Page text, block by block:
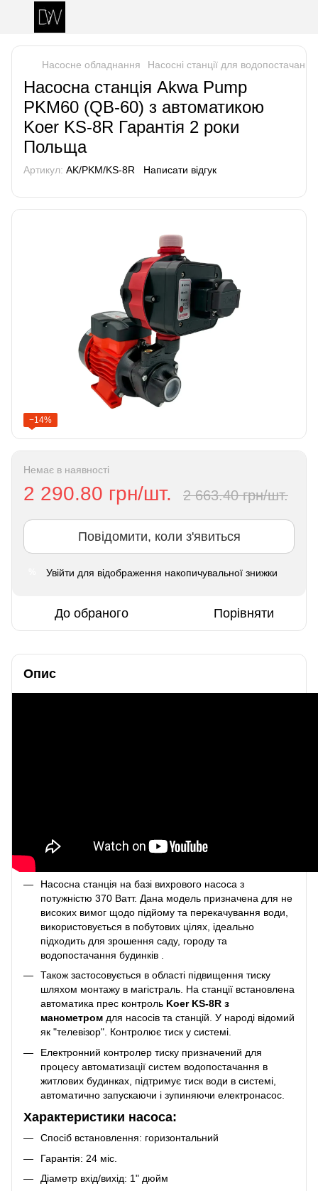
Насосне обладнання Насосні станції для водопостачання
Насосна станція Akwa Pump
PKM60 (QB-60) з автоматикою
Koer KS-8R Гарантія 2 роки
Польща
Артикул: AK/PKM/KS-8R Написати відгук
−14%
Немає в наявності
2 290.80 грн/шт. 2 663.40 грн/шт.
Повідомити, коли з'явиться
Увійти для відображення накопичувальної знижки
До обраного Порівняти
Опис
Насосна станція на базі вихрового насоса з
потужністю 370 Ватт. Дана модель призначена для не
високих вимог щодо підйому та перекачування води,
використовується в побутових цілях, ідеально
підходить для зрошення саду, городу та
водопостачання будинків .
Також застосовується в області підвищення тиску
шляхом монтажу в магістраль. На станції встановлена
автоматика прес контроль Koer KS-8R з
манометром для насосів та станцій. У народі відомий
як "телевізор". Контролює тиск у системі.
Електронний контролер тиску призначений для
процесу автоматизації систем водопостачання в
житлових будинках, підтримує тиск води в системі,
автоматично запускаючи і зупиняючи електронасос.
Характеристики насоса:
Спосіб встановлення: горизонтальний
Гарантія: 24 міс.
Діаметр вхід/вихід: 1" дюйм